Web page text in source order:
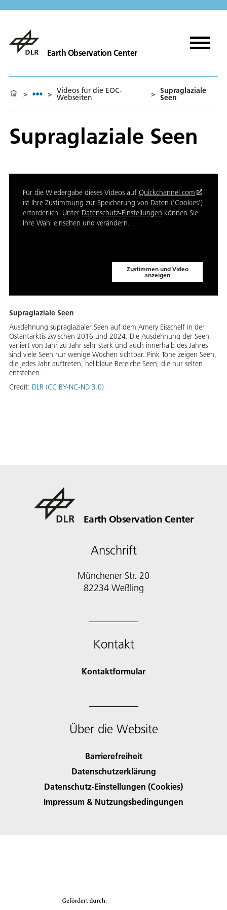
Earth Observation Center
> > Videos für die EOC-
Webseiten > Supraglaziale
Seen
Supraglaziale Seen
Für die Wiedergabe dieses Videos auf Quickchannel.com
ist Ihre Zustimmung zur Speicherung von Daten ('Cookies')
erforderlich. Unter Datenschutz-Einstellungen können Sie
Ihre Wahl einsehen und verändern.
Zustimmen und Video
anzeigen
Supraglaziale Seen
Ausdehnung supraglazialer Seen auf dem Amery Eisschelf in der
Ostantarktis zwischen 2016 und 2024. Die Ausdehnung der Seen
variiert von Jahr zu Jahr sehr stark und auch innerhalb des Jahres
sind viele Seen nur wenige Wochen sichtbar. Pink Töne zeigen Seen,
die jedes Jahr auftreten, hellblaue Bereiche Seen, die nur selten
entstehen.
Credit: DLR (CC BY-NC-ND 3.0)
Earth Observation Center
Anschrift
Münchener Str. 20
Kontakt
Kontaktformular
Über die Website
Barrierefreiheit
Datenschutzerklärung
Datenschutz-Einstellungen (Cookies)
Impressum & Nutzungsbedingungen